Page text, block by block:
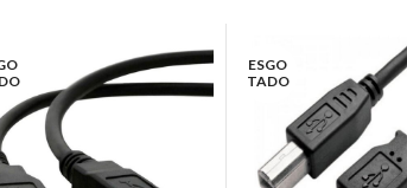
ESGO
TADO